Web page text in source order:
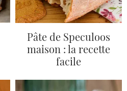
Pâte de Speculoos
maison : la recette
facile